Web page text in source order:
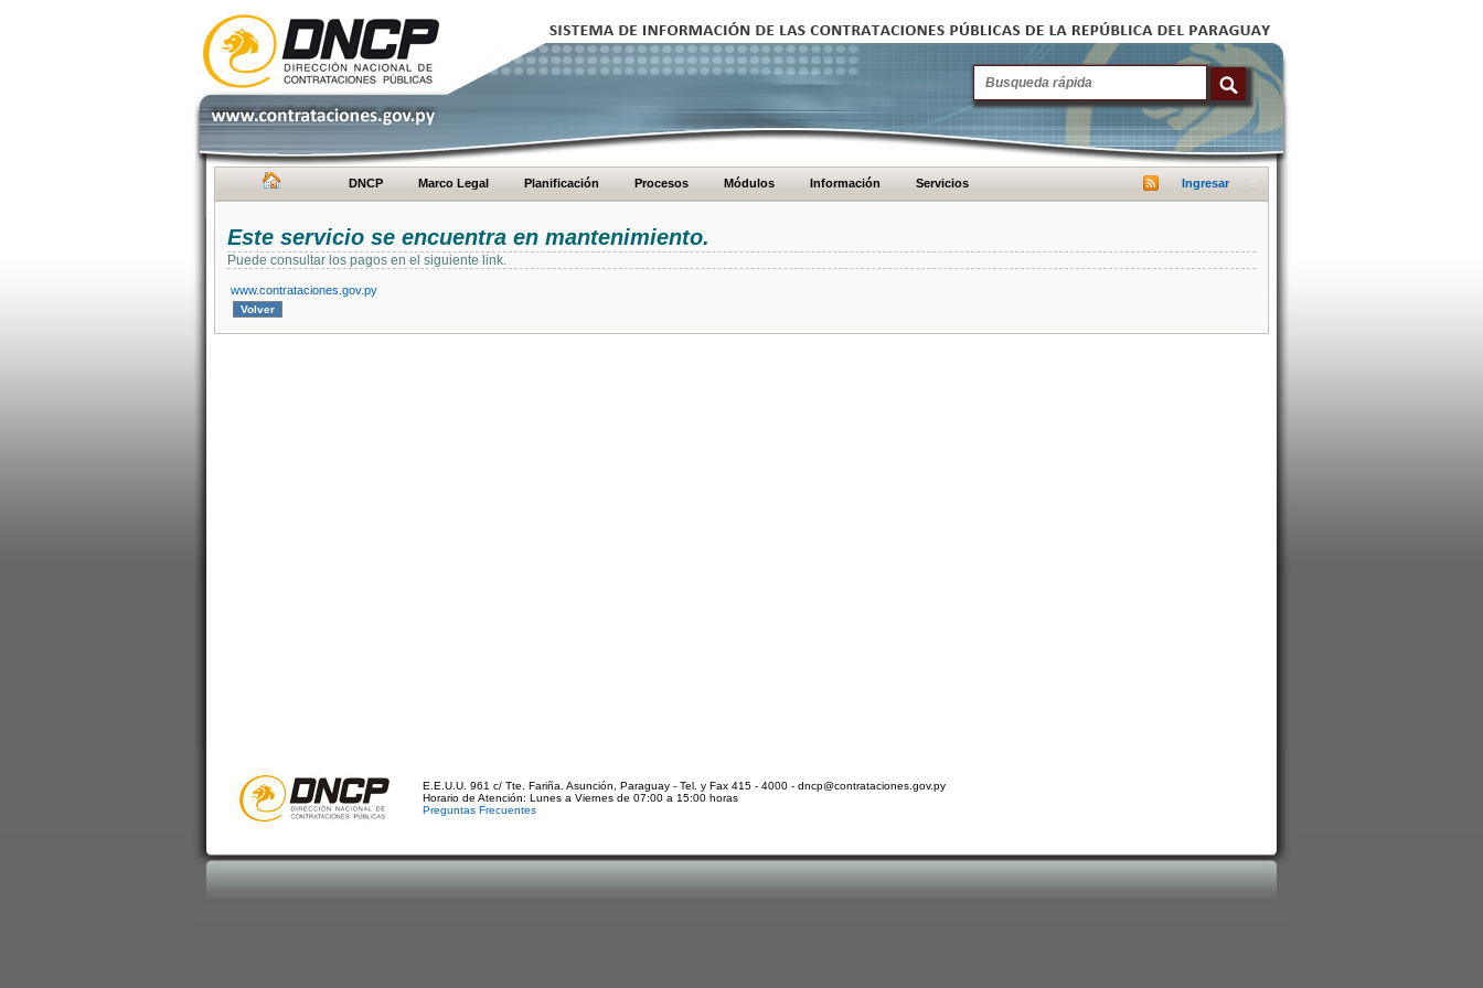
DNCP Marco Legal Planificación Procesos Módulos Información Servicios Ingresar
Este servicio se encuentra en mantenimiento.
Puede consultar los pagos en el siguiente link.
www.contrataciones.gov.py
E.E.U.U. 961 c/ Tte. Fariña. Asunción, Paraguay - Tel. y Fax 415 - 4000 - dncp@contrataciones.gov.py
Horario de Atención: Lunes a Viernes de 07:00 a 15:00 horas
Preguntas Frecuentes